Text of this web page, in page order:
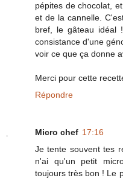
pépites de chocolat,
et de la cannelle.
bref, le gâteau idéal
consistance d'une
voir ce que ça donne
Merci pour cette
Répondre
Micro chef 17:16
Je tente souvent tes
n'ai qu'un petit
toujours très bon ! Le